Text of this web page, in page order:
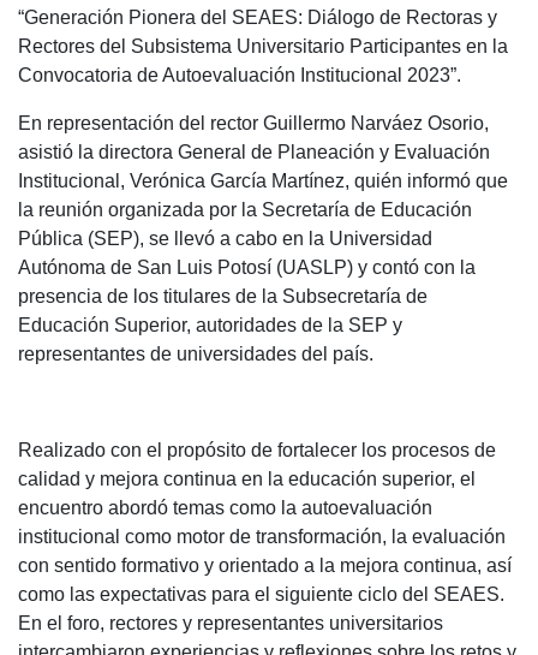
“Generación Pionera del SEAES: Diálogo de Rectoras y
Rectores del Subsistema Universitario Participantes en la
Convocatoria de Autoevaluación Institucional 2023”.
En representación del rector Guillermo Narváez Osorio,
asistió la directora General de Planeación y Evaluación
Institucional, Verónica García Martínez, quién informó que
la reunión organizada por la Secretaría de Educación
Pública (SEP), se llevó a cabo en la Universidad
Autónoma de San Luis Potosí (UASLP) y contó con la
presencia de los titulares de la Subsecretaría de
Educación Superior, autoridades de la SEP y
representantes de universidades del país.
Realizado con el propósito de fortalecer los procesos de
calidad y mejora continua en la educación superior, el
encuentro abordó temas como la autoevaluación
institucional como motor de transformación, la evaluación
con sentido formativo y orientado a la mejora continua, así
como las expectativas para el siguiente ciclo del SEAES.
En el foro, rectores y representantes universitarios